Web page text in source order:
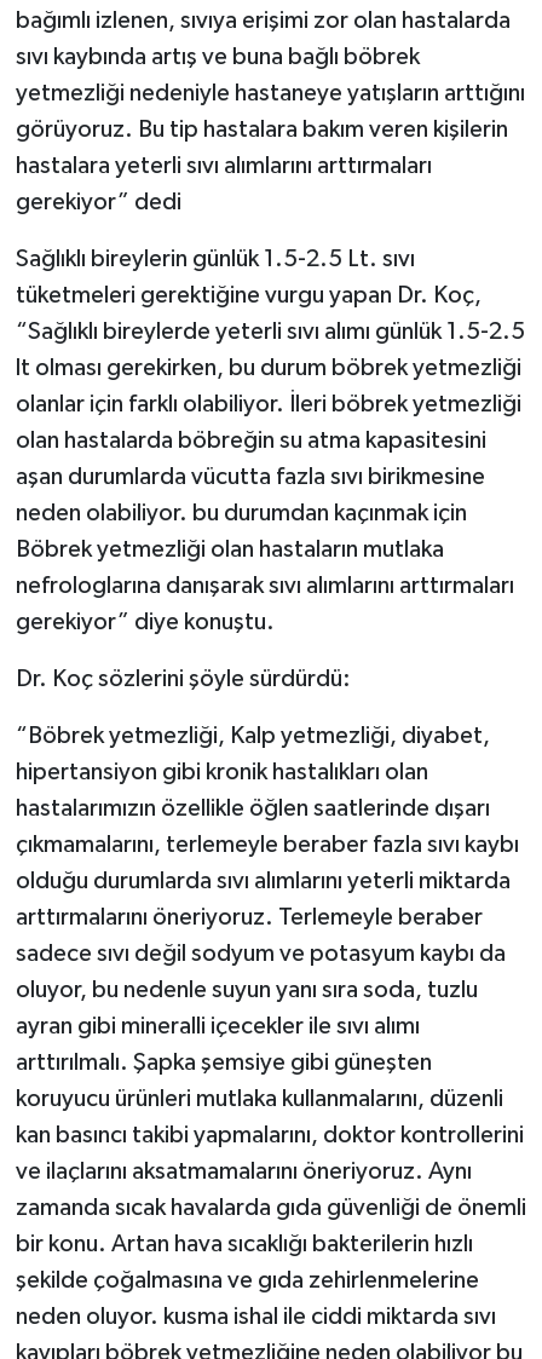
bağımlı izlenen, sıvıya erişimi zor olan hastalarda
sıvı kaybında artış ve buna bağlı böbrek
yetmezliği nedeniyle hastaneye yatışların arttığını
görüyoruz. Bu tip hastalara bakım veren kişilerin
hastalara yeterli sıvı alımlarını arttırmaları
gerekiyor” dedi
Sağlıklı bireylerin günlük 1.5-2.5 Lt. sıvı
tüketmeleri gerektiğine vurgu yapan Dr. Koç,
“Sağlıklı bireylerde yeterli sıvı alımı günlük 1.5-2.5
lt olması gerekirken, bu durum böbrek yetmezliği
olanlar için farklı olabiliyor. İleri böbrek yetmezliği
olan hastalarda böbreğin su atma kapasitesini
aşan durumlarda vücutta fazla sıvı birikmesine
neden olabiliyor. bu durumdan kaçınmak için
Böbrek yetmezliği olan hastaların mutlaka
nefrologlarına danışarak sıvı alımlarını arttırmaları
gerekiyor” diye konuştu.
Dr. Koç sözlerini şöyle sürdürdü:
“Böbrek yetmezliği, Kalp yetmezliği, diyabet,
hipertansiyon gibi kronik hastalıkları olan
hastalarımızın özellikle öğlen saatlerinde dışarı
çıkmamalarını, terlemeyle beraber fazla sıvı kaybı
olduğu durumlarda sıvı alımlarını yeterli miktarda
arttırmalarını öneriyoruz. Terlemeyle beraber
sadece sıvı değil sodyum ve potasyum kaybı da
oluyor, bu nedenle suyun yanı sıra soda, tuzlu
ayran gibi mineralli içecekler ile sıvı alımı
arttırılmalı. Şapka şemsiye gibi güneşten
koruyucu ürünleri mutlaka kullanmalarını, düzenli
kan basıncı takibi yapmalarını, doktor kontrollerini
ve ilaçlarını aksatmamalarını öneriyoruz. Aynı
zamanda sıcak havalarda gıda güvenliği de önemli
bir konu. Artan hava sıcaklığı bakterilerin hızlı
şekilde çoğalmasına ve gıda zehirlenmelerine
neden oluyor. kusma ishal ile ciddi miktarda sıvı
kayıpları böbrek yetmezliğine neden olabiliyor bu